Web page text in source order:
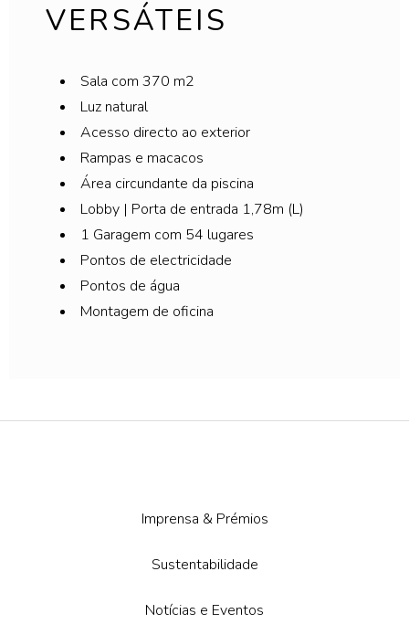
VERSÁTEIS
Sala com 370 m2
Luz natural
Acesso directo ao exterior
Rampas e macacos
Área circundante da piscina
Lobby | Porta de entrada 1,78m (L)
1 Garagem com 54 lugares
Pontos de electricidade
Pontos de água
Montagem de oficina
Imprensa & Prémios
Sustentabilidade
Notícias e Eventos